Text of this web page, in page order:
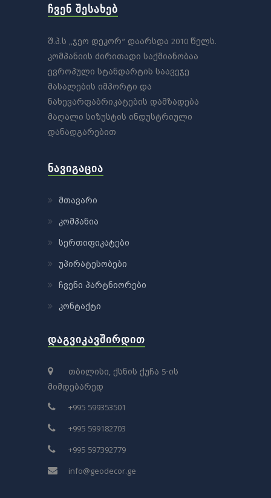
ᲩᲕᲔᲜ ᲨᲔᲡᲐᲮᲔᲑ
შ.პ.ს ,,ჯეო დეკორ“ დაარსდა 2010 წელს.
კომპანიის ძირითადი საქმიანობაა
ევროპული სტანდარტის საავეჯე
მასალების იმპორტი და
ნახევარფაბრიკატების დამზადება
მაღალი სიზუსტის ინდუსტრიული
დანადგარებით
ᲜᲐᲕᲘᲒᲐᲪᲘᲐ
მთავარი
კომპანია
სერთიფიკატები
უპირატესობები
ჩვენი პარტნიორები
კონტაქტი
ᲓᲐᲒᲕᲘᲙᲐᲕᲨᲘᲠᲓᲘᲗ
თბილისი, ქსნის ქუჩა 5-ის
მიმდებარედ
+995 599353501
+995 599182703
+995 597392779
info@geodecor.ge